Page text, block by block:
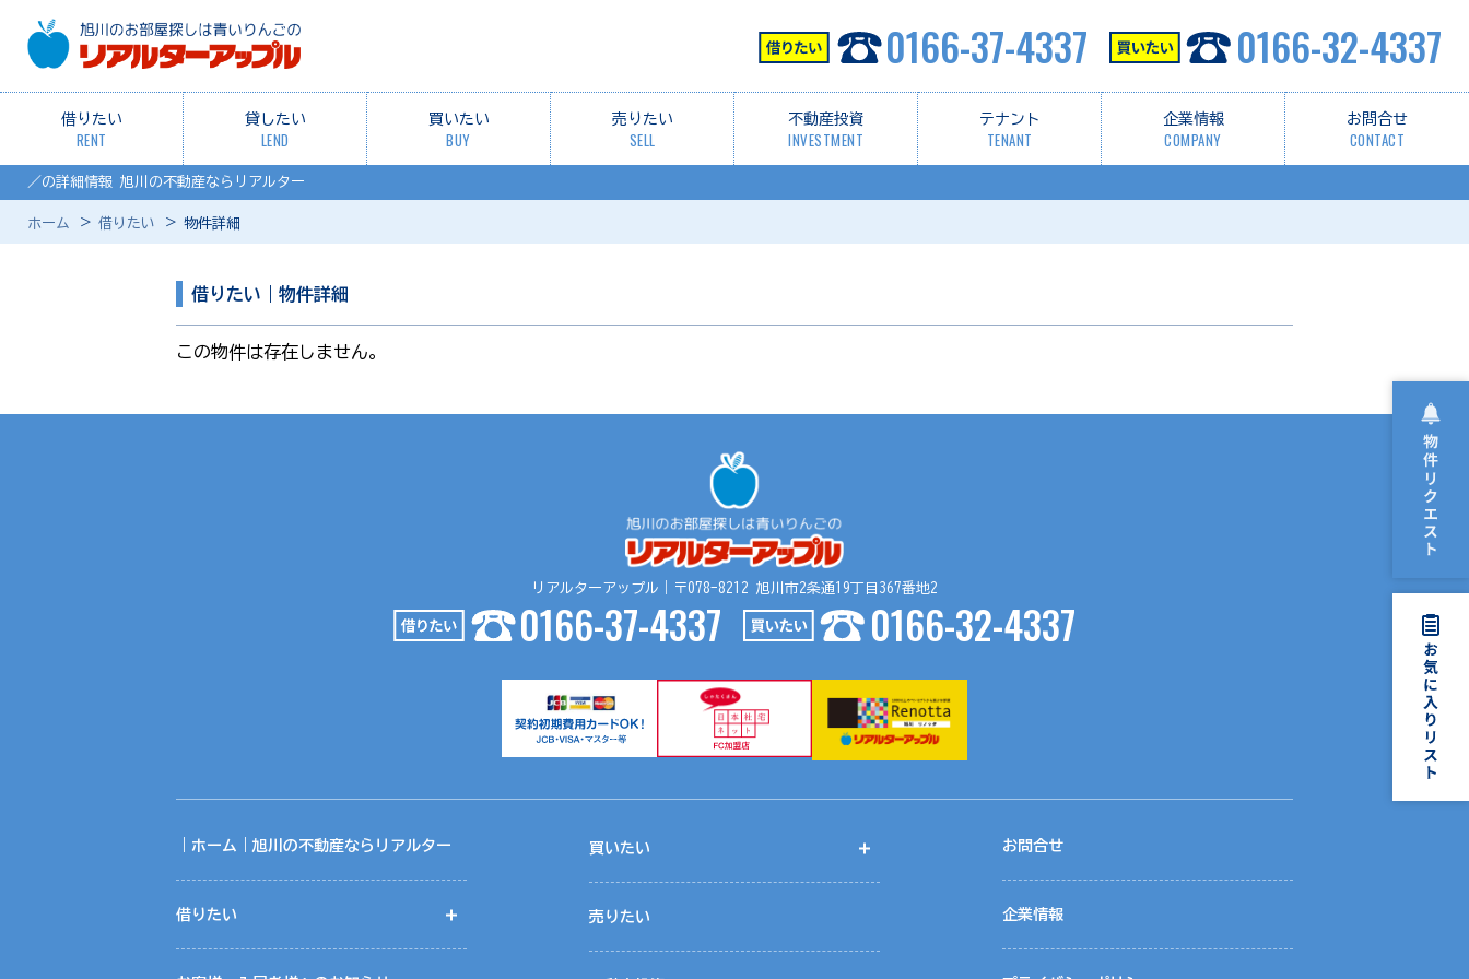
借りたい
RENT
貸したい
LEND
買いたい
BUY
売りたい
SELL
不動産投資
INVESTMENT
テナント
TENANT
企業情報
COMPANY
お問合せ
CONTACT
0166-37-4337 0166-32-4337
／の詳細情報 旭川の不動産ならリアルター
ホーム 借りたい 物件詳細
借りたい｜物件詳細
この物件は存在しません。
リアルターアップル｜〒078-8212 旭川市2条通19丁目367番地2
0166-37-4337 0166-32-4337
｜ホーム｜旭川の不動産ならリアルター
借りたい
買いたい
売りたい
お問合せ
企業情報